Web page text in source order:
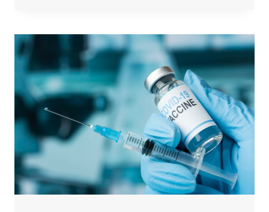
DIGITALES
DEBERÍA
PREOCUPARLE
MUCHO